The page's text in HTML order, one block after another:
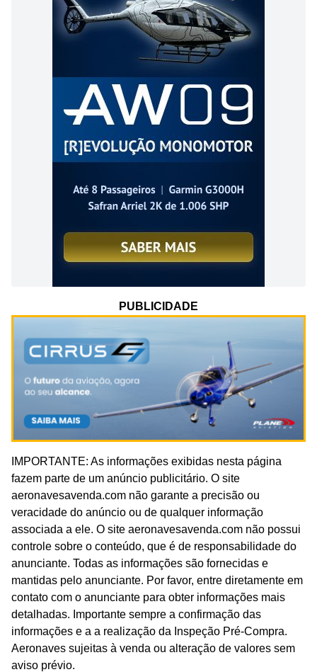
PUBLICIDADE
IMPORTANTE: As informações exibidas nesta página
fazem parte de um anúncio publicitário. O site
aeronavesavenda.com não garante a precisão ou
veracidade do anúncio ou de qualquer informação
associada a ele. O site aeronavesavenda.com não possui
controle sobre o conteúdo, que é de responsabilidade do
anunciante. Todas as informações são fornecidas e
mantidas pelo anunciante. Por favor, entre diretamente em
contato com o anunciante para obter informações mais
detalhadas. Importante sempre a confirmação das
informações e a a realização da Inspeção Pré-Compra.
Aeronaves sujeitas à venda ou alteração de valores sem
aviso prévio.